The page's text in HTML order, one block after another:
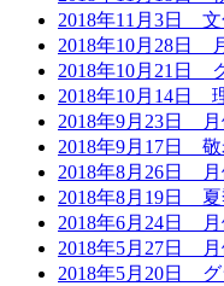
2018年11月3日 文
2018年10月28日
2018年10月21日
2018年10月14日
2018年9月23日
2018年9月17日
2018年8月26日
2018年8月19日
2018年6月24日
2018年5月27日
2018年5月20日